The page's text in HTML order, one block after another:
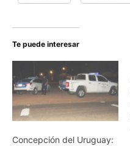
Te puede interesar
Concepción del Uruguay: